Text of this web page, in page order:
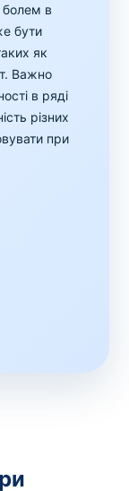
болем в
бути
як
Важно
в ряді
різних
при